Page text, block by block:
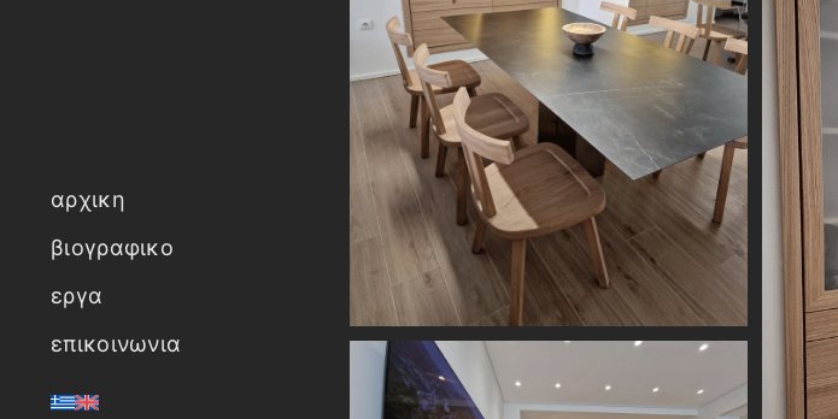
αρχικη
βιογραφικο
εργα
επικοινωνια